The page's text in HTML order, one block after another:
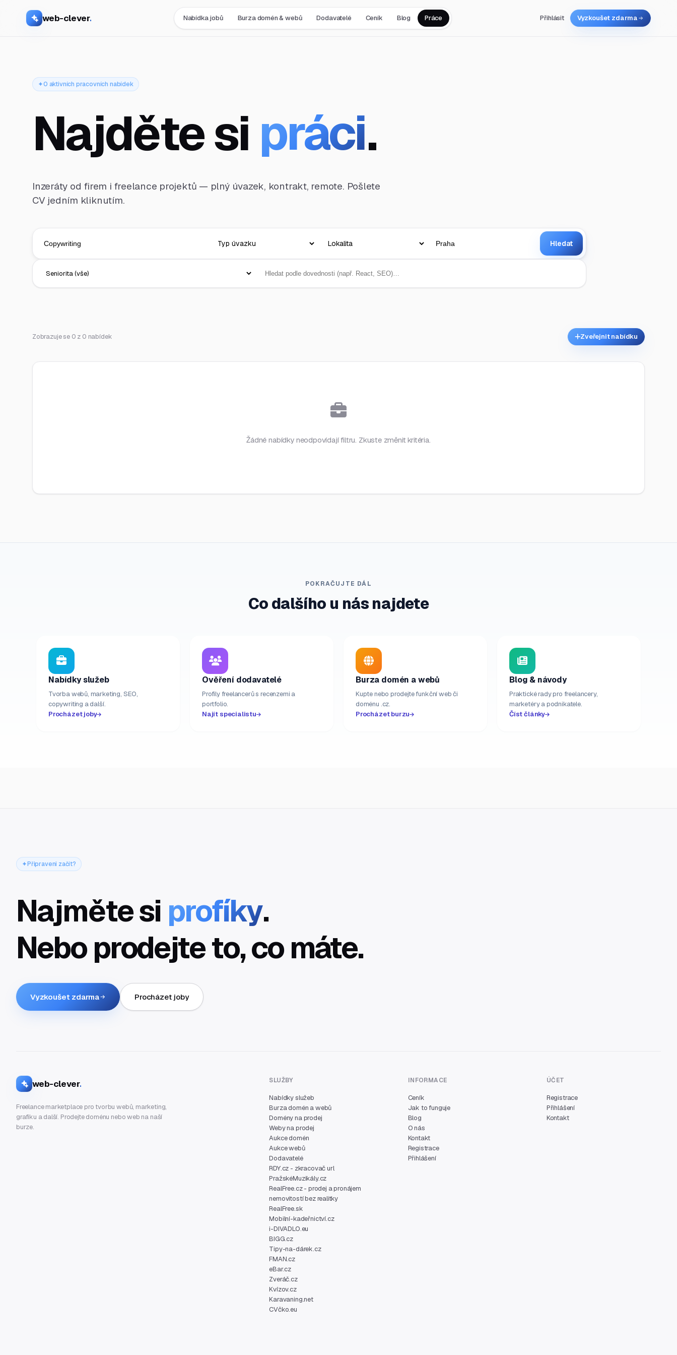
web-clever. Nabídka jobů Burza domén & webů Dodavatelé Ceník Blog Práce Přihlásit Vyzkoušet zdarma
0 aktivních pracovních nabídek
Najděte si práci.
Inzeráty od firem i freelance projektů — plný úvazek, kontrakt, remote. Pošlete
CV jedním kliknutím.
Hledat
Zobrazuje se 0 z 0 nabídek Zveřejnit nabídku
Žádné nabídky neodpovídají filtru. Zkuste změnit kritéria.
POKRAČUJTE DÁL
Co dalšího u nás najdete
Nabídky služeb
Tvorba webů, marketing, SEO,
copywriting a další.
Procházet joby
Ověření dodavatelé
Profily freelancerů s recenzemi a
portfolio.
Najít specialistu
Burza domén a webů
Kupte nebo prodejte funkční web či
doménu .cz.
Procházet burzu
Blog & návody
Praktické rady pro freelancery,
marketéry a podnikatele.
Číst články
Připraveni začít?
Najměte si profíky.
Nebo prodejte to, co máte.
Vyzkoušet zdarma Procházet joby
web-clever.
Freelance marketplace pro tvorbu webů, marketing,
grafiku a další. Prodejte doménu nebo web na naší
burze.
SLUŽBY
Nabídky služeb
Burza domén a webů
Domény na prodej
Weby na prodej
Aukce domén
Aukce webů
Dodavatelé
RDY.cz - zkracovač url
PražskéMuzikály.cz
RealFree.cz - prodej a pronájem
nemovitostí bez realitky
RealFree.sk
Mobilní-kadeřnictví.cz
i-DIVADLO.eu
BIGG.cz
Tipy-na-dárek.cz
FMAN.cz
eBar.cz
Zveráč.cz
Kvízov.cz
Karavaning.net
CVčko.eu
INFORMACE
Ceník
Jak to funguje
Blog
O nás
Kontakt
Registrace
Přihlášení
ÚČET
Registrace
Přihlášení
Kontakt